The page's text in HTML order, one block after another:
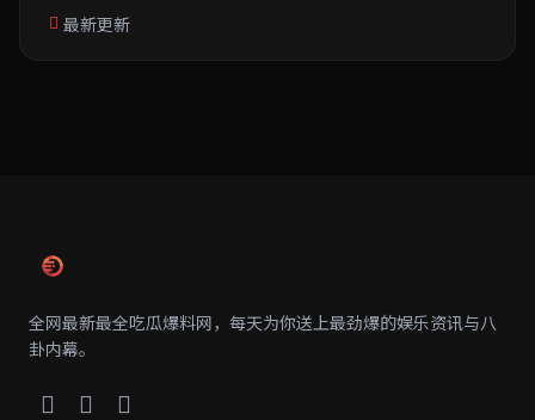
最新更新
全网最新最全吃瓜爆料网，每天为你送上最劲爆的娱乐资讯与八
卦内幕。